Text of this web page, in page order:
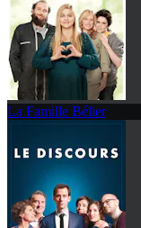
La Famille Bélier